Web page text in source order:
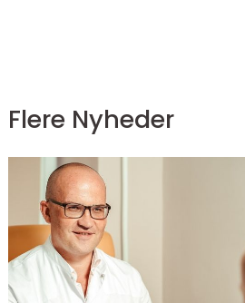
Flere Nyheder